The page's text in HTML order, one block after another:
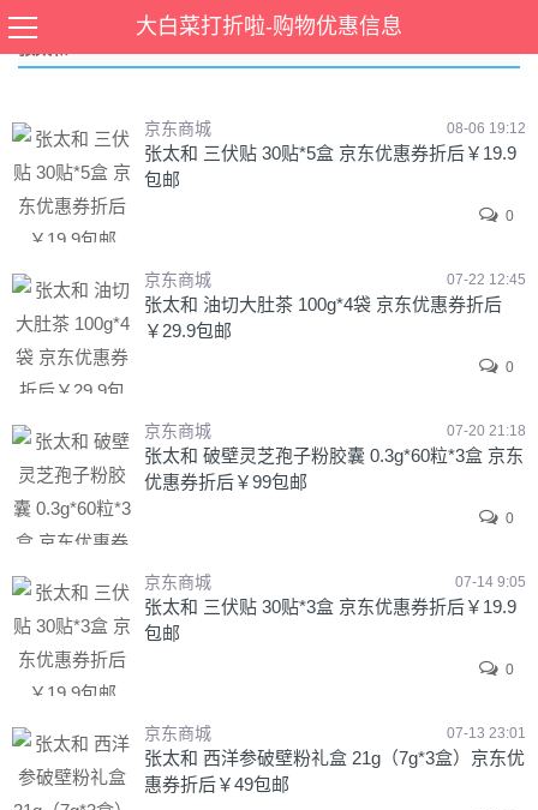
大白菜打折啦-购物优惠信息
京东商城 08-06 19:12
张太和 三伏贴 30贴*5盒 京东优惠券折后￥19.9
包邮
0
京东商城 07-22 12:45
张太和 油切大肚茶 100g*4袋 京东优惠券折后
￥29.9包邮
0
京东商城 07-20 21:18
张太和 破壁灵芝孢子粉胶囊 0.3g*60粒*3盒 京东
优惠券折后￥99包邮
0
京东商城 07-14 9:05
张太和 三伏贴 30贴*3盒 京东优惠券折后￥19.9
包邮
0
京东商城 07-13 23:01
张太和 西洋参破壁粉礼盒 21g（7g*3盒）京东优
惠券折后￥49包邮